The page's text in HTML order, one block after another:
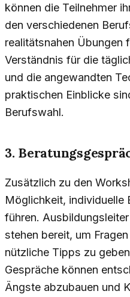
können die Teilnehmer
den verschiedenen
realitätsnahen Übungen
Verständnis für die
und die angewandten
praktischen Einblicke
Berufswahl.
3.
Zusätzlich zu den
Möglichkeit, individuelle
führen.
stehen bereit, um
nützliche Tipps zu
Gespräche können
Ängste abzubauen und